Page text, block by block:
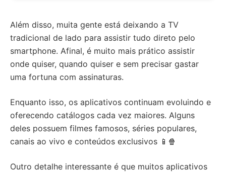
Além disso, muita gente está deixando a TV
tradicional de lado para assistir tudo direto pelo
smartphone. Afinal, é muito mais prático assistir
onde quiser, quando quiser e sem precisar gastar
uma fortuna com assinaturas.
Enquanto isso, os aplicativos continuam evoluindo e
oferecendo catálogos cada vez maiores. Alguns
deles possuem filmes famosos, séries populares,
canais ao vivo e conteúdos exclusivos 📱🍿
Outro detalhe interessante é que muitos aplicativos